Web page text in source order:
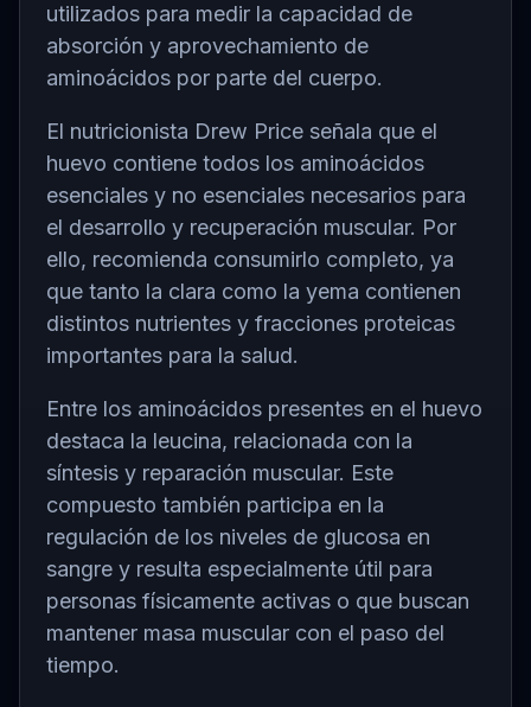
utilizados para medir la capacidad de
absorción y aprovechamiento de
aminoácidos por parte del cuerpo.
El nutricionista Drew Price señala que el
huevo contiene todos los aminoácidos
esenciales y no esenciales necesarios para
el desarrollo y recuperación muscular. Por
ello, recomienda consumirlo completo, ya
que tanto la clara como la yema contienen
distintos nutrientes y fracciones proteicas
importantes para la salud.
Entre los aminoácidos presentes en el huevo
destaca la leucina, relacionada con la
síntesis y reparación muscular. Este
compuesto también participa en la
regulación de los niveles de glucosa en
sangre y resulta especialmente útil para
personas físicamente activas o que buscan
mantener masa muscular con el paso del
tiempo.